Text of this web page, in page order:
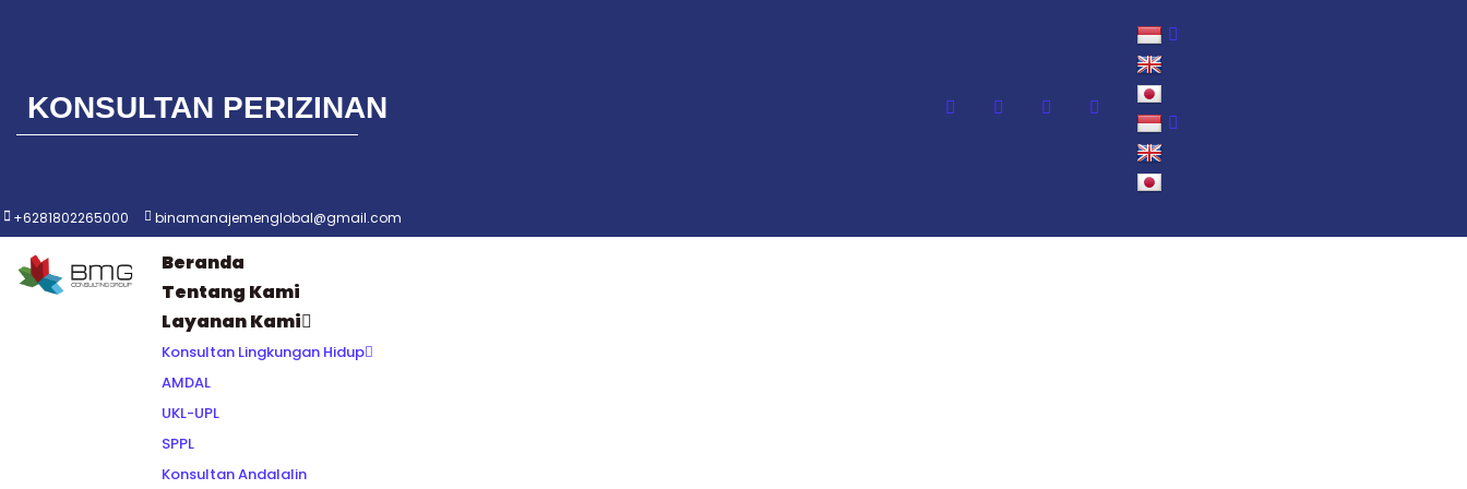
konten
KONSULTAN PERIZINAN
+6281802265000 binamanajemenglobal@gmail.com
Beranda
Tentang Kami
Layanan Kami
Konsultan Lingkungan Hidup
AMDAL
UKL-UPL
SPPL
Konsultan Andalalin